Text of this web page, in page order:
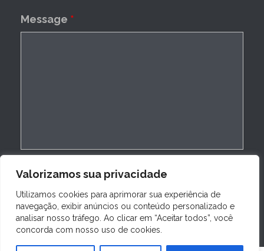
Valorizamos sua privacidade
Utilizamos cookies para aprimorar sua experiência de
navegação, exibir anúncios ou conteúdo personalizado e
analisar nosso tráfego. Ao clicar em “Aceitar todos”, você
concorda com nosso uso de cookies.
Message *